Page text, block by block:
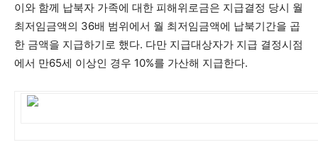
이와 함께 납북자 가족에 대한 피해위로금은 지급결정 당시 월
최저임금액의 36배 범위에서 월 최저임금액에 납북기간을 곱
한 금액을 지급하기로 했다. 다만 지급대상자가 지급 결정시점
에서 만65세 이상인 경우 10%를 가산해 지급한다.